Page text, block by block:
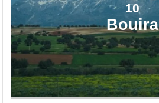
10
Bouira